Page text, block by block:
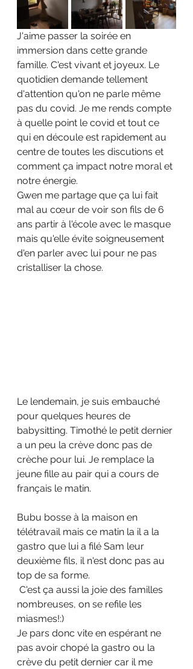
J'aime passer la soirée en
immersion dans cette grande
famille. C'est vivant et joyeux. Le
quotidien demande tellement
d'attention qu'on ne parle même
pas du covid. Je me rends compte
à quelle point le covid et tout ce
qui en découle est rapidement au
centre de toutes les discutions et
comment ça impact notre moral et
notre énergie.
Gwen me partage que ça lui fait
mal au cœur de voir son fils de 6
ans partir à l'école avec le masque
mais qu'elle évite soigneusement
d'en parler avec lui pour ne pas
cristalliser la chose.
Le lendemain, je suis embauché
pour quelques heures de
babysitting. Timothé le petit dernier
a un peu la crève donc pas de
crèche pour lui. Je remplace la
jeune fille au pair qui a cours de
français le matin.
Bubu bosse à la maison en
télétravail mais ce matin la il a la
gastro que lui a filé Sam leur
deuxième fils, il n'est donc pas au
top de sa forme.
nombreuses, on se refile les
miasmes!:)
Je pars donc vite en espérant ne
pas avoir chopé la gastro ou la
crève du petit dernier car il me